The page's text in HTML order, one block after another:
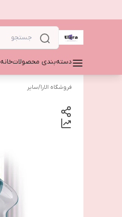
دسته‌بندی محصولاتخانه
فروشگاه الارا/سایر